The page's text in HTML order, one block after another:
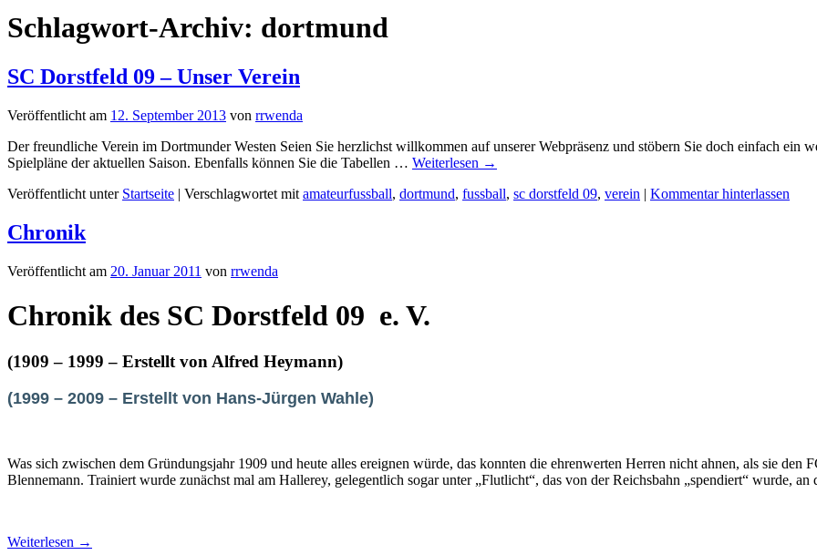
Schlagwort-Archiv: dortmund
SC Dorstfeld 09 – Unser Verein
Veröffentlicht am 12. September 2013 von rrwenda
Der freundliche Verein im Dortmunder Westen Seien Sie herzlichst willkommen auf unserer Webpräsenz und stöbern Sie doch einfach
Spielpläne der aktuellen Saison. Ebenfalls können Sie die Tabellen … Weiterlesen →
Veröffentlicht unter Startseite | Verschlagwortet mit amateurfussball, dortmund, fussball, sc dorstfeld 09, verein | Kommentar hinterlassen
Chronik
Veröffentlicht am 20. Januar 2011 von rrwenda
Chronik des SC Dorstfeld 09 e. V.
(1909 – 1999 – Erstellt von Alfred Heymann)
(1999 – 2009 – Erstellt von Hans-Jürgen Wahle)
Was sich zwischen dem Gründungsjahr 1909 und heute alles ereignen würde, das konnten die ehrenwerten Herren nicht ahnen, als sie den
Blennemann. Trainiert wurde zunächst mal am Hallerey, gelegentlich sogar unter „Flutlicht“, das von der Reichsbahn „spendiert“ wurde,
Weiterlesen →